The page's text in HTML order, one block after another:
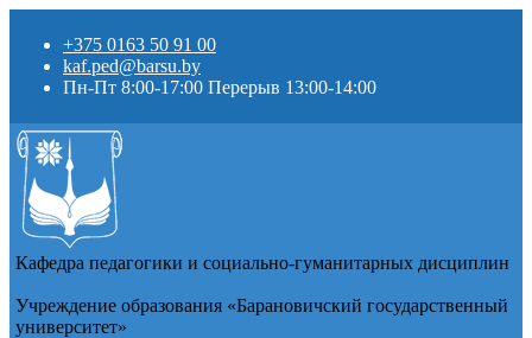
+375 0163 50 91 00
kaf.ped@barsu.by
Пн-Пт 8:00-17:00 Перерыв 13:00-14:00
Кафедра педагогики и социально-гуманитарных дисциплин
Учреждение образования «Барановичский государственный
университет»